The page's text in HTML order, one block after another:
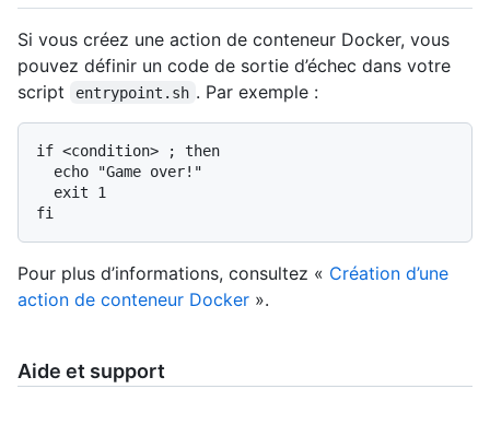
Si vous créez une action de conteneur Docker, vous
pouvez définir un code de sortie d’échec dans votre
script
entrypoint.sh . Par exemple :
if <condition> ; then
Pour plus d’informations, consultez « Création d’une
action de conteneur Docker ».
Aide et support